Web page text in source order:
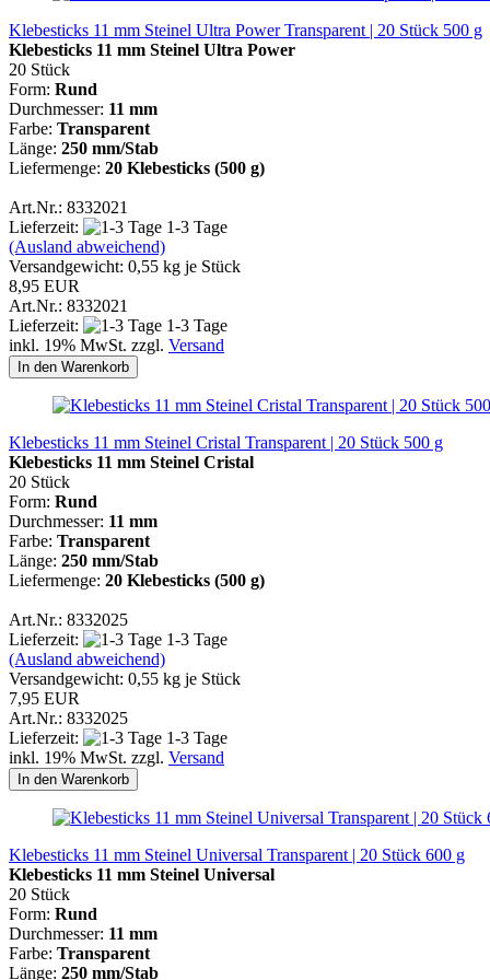
Klebesticks 11 mm Steinel Ultra Power Transparent | 20 Stück 500 g
Klebesticks 11 mm Steinel Ultra Power
20 Stück
Form: Rund
Durchmesser: 11 mm
Farbe: Transparent
Länge: 250 mm/Stab
Liefermenge: 20 Klebesticks (500 g)
Art.Nr.: 8332021
Lieferzeit:
1-3 Tage
(Ausland abweichend)
Versandgewicht: 0,55 kg je Stück
8,95 EUR
Art.Nr.: 8332021
Lieferzeit:
1-3 Tage
inkl. 19% MwSt. zzgl. Versand
In den Warenkorb
Klebesticks 11 mm Steinel Cristal Transparent | 20 Stück 500 g
Klebesticks 11 mm Steinel Cristal
20 Stück
Form: Rund
Durchmesser: 11 mm
Farbe: Transparent
Länge: 250 mm/Stab
Liefermenge: 20 Klebesticks (500 g)
Art.Nr.: 8332025
Lieferzeit:
1-3 Tage
(Ausland abweichend)
Versandgewicht: 0,55 kg je Stück
7,95 EUR
Art.Nr.: 8332025
Lieferzeit:
1-3 Tage
inkl. 19% MwSt. zzgl. Versand
In den Warenkorb
Klebesticks 11 mm Steinel Universal Transparent | 20 Stück 600 g
Klebesticks 11 mm Steinel Universal
20 Stück
Form: Rund
Durchmesser: 11 mm
Farbe: Transparent
Länge: 250 mm/Stab